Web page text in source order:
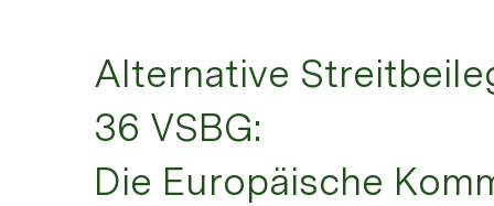
Alternative
36 VSBG:
Die Europäische